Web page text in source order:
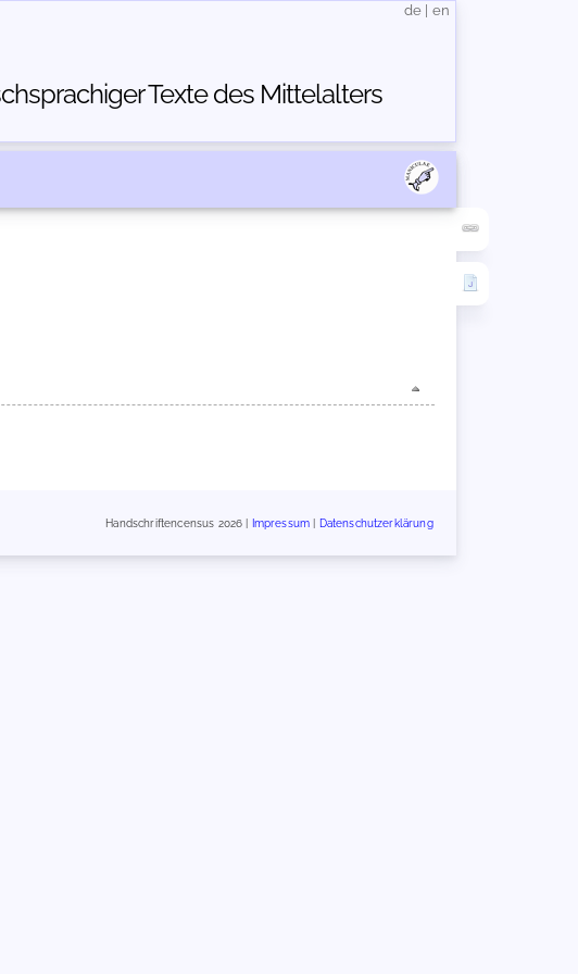
Texte des Mittelalters
de en
Handschriftencensus 2026 | Impressum Datenschutzerklärung